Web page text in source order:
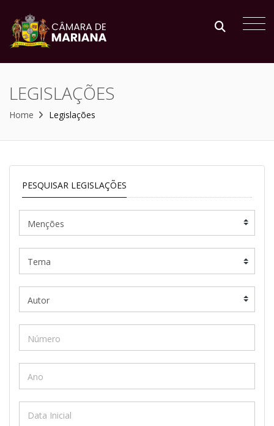
LEGISLAÇÕES
Home Legislações
PESQUISAR LEGISLAÇÕES